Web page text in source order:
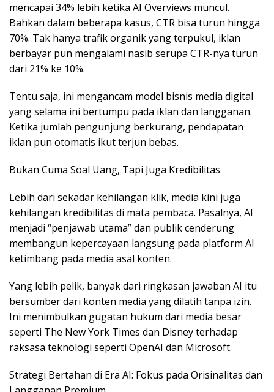
mencapai 34% lebih ketika AI Overviews muncul.
Bahkan dalam beberapa kasus, CTR bisa turun hingga
70%. Tak hanya trafik organik yang terpukul, iklan
berbayar pun mengalami nasib serupa CTR-nya turun
dari 21% ke 10%.
Tentu saja, ini mengancam model bisnis media digital
yang selama ini bertumpu pada iklan dan langganan.
Ketika jumlah pengunjung berkurang, pendapatan
iklan pun otomatis ikut terjun bebas.
Bukan Cuma Soal Uang, Tapi Juga Kredibilitas
Lebih dari sekadar kehilangan klik, media kini juga
kehilangan kredibilitas di mata pembaca. Pasalnya, AI
menjadi “penjawab utama” dan publik cenderung
membangun kepercayaan langsung pada platform AI
ketimbang pada media asal konten.
Yang lebih pelik, banyak dari ringkasan jawaban AI itu
bersumber dari konten media yang dilatih tanpa izin.
Ini menimbulkan gugatan hukum dari media besar
seperti The New York Times dan Disney terhadap
raksasa teknologi seperti OpenAI dan Microsoft.
Strategi Bertahan di Era AI: Fokus pada Orisinalitas dan